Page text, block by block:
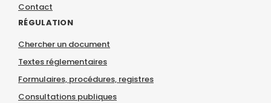
Contact
RÉGULATION
Chercher un document
Textes réglementaires
Formulaires, procédures, registres
Consultations publiques